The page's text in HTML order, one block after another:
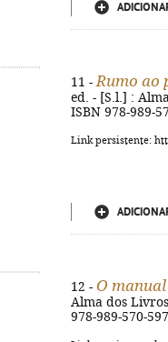
11 - Rumo ao
ed. - [S.l.] :
ISBN 978-989-
Link persistente:
12 - O
Alma dos
978-989-570-